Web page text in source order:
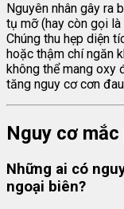
Nguyên nhân gây ra
tụ mỡ (hay còn gọi
Chúng thu hẹp diện
hoặc thậm chí ngăn
không thể mang oxy
tăng nguy cơ cơn
Nguy cơ mắc
Những ai có
ngoại biên?